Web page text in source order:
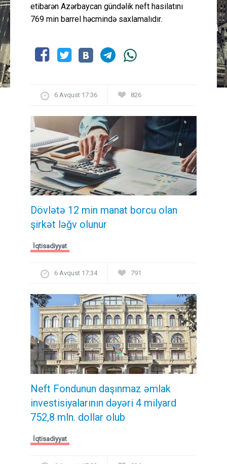
etibarən Azərbaycan gündəlik neft hasilatını
769 min barrel həcmində saxlamalıdır.
6 Avqust 17:36 826
Dövlətə 12 min manat borcu olan
şirkət ləğv olunur
İqtisadiyyat
6 Avqust 17:34 791
Neft Fondunun daşınmaz əmlak
investisiyalarının dəyəri 4 milyard
752,8 mln. dollar olub
İqtisadiyyat